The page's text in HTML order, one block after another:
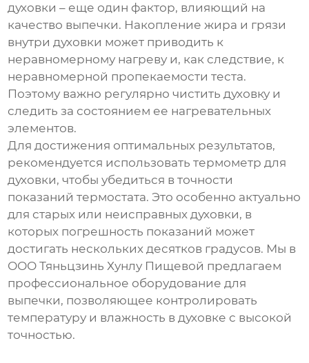
духовки – еще один фактор, влияющий на
качество выпечки. Накопление жира и грязи
внутри духовки может приводить к
неравномерному нагреву и, как следствие, к
неравномерной пропекаемости теста.
Поэтому важно регулярно чистить духовку и
следить за состоянием ее нагревательных
элементов.
Для достижения оптимальных результатов,
рекомендуется использовать термометр для
духовки, чтобы убедиться в точности
показаний термостата. Это особенно актуально
для старых или неисправных духовки, в
которых погрешность показаний может
достигать нескольких десятков градусов. Мы в
ООО Тяньцзинь Хунлу Пищевой предлагаем
профессиональное оборудование для
выпечки, позволяющее контролировать
температуру и влажность в духовке с высокой
точностью.